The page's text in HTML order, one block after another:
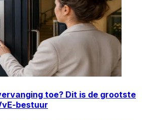
toe? Dit is de grootste
bestuur